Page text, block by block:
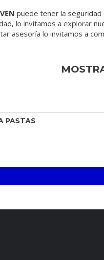
puede tener la
lo invitamos a explorar
asesoría lo invitamos a
PASTAS